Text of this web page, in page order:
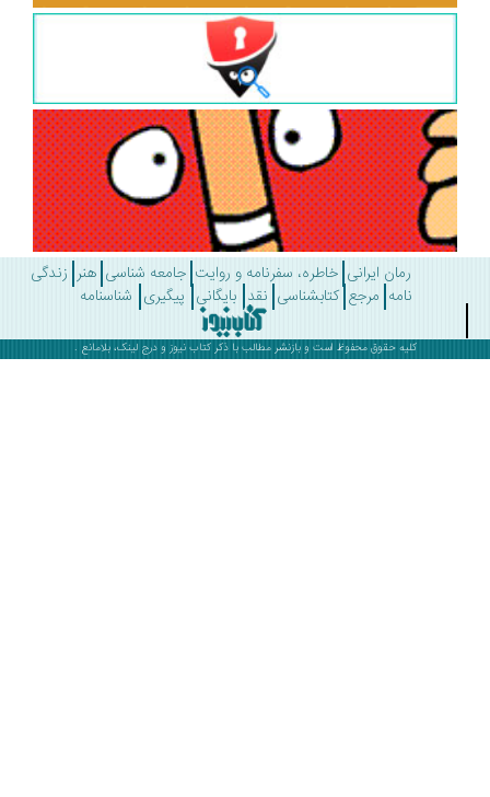
رمان ایرانی خاطره، سفرنامه و روایت جامعه شناسی هنر زندگی
مرجع کتابشناسی نقد بایگانی پیگیری شناسنامه
کلیه حقوق محفوظ است و بازنشر مطالب با ذکرکتاب نیوزو درج لینک، بلامانع .